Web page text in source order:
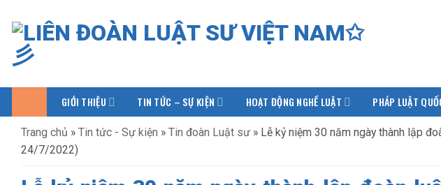
qua
dung
GIỚI THIỆU TIN TỨC – SỰ KIỆN HOẠT ĐỘNG NGHỀ LUẬT PHÁP LUẬT
Trang chủ » Tin tức - Sự kiện » Tin đoàn Luật sư » Lễ kỷ niệm 30 năm ngày thành lập
24/7/2022)